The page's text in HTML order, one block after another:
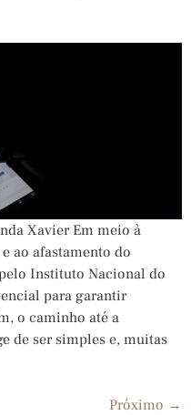
Xavier Em meio à
ao afastamento do
Instituto Nacional do
para garantir
o caminho até a
de ser simples e, muitas
Próximo →